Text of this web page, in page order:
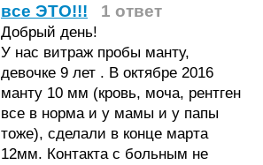
все ЭТО!!!
1 ответ
Добрый день!
У нас витраж пробы манту,
девочке 9 лет . В октябре 2016
манту 10 мм (кровь, моча, рентген
все в норма и у мамы и у папы
тоже), сделали в конце марта
12мм. Контакта с больным не